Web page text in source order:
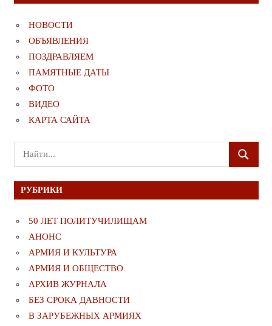
НОВОСТИ
ОБЪЯВЛЕНИЯ
ПОЗДРАВЛЯЕМ
ПАМЯТНЫЕ ДАТЫ
ФОТО
ВИДЕО
КАРТА САЙТА
Поиск
для:
ПОИСК
РУБРИКИ
50 ЛЕТ ПОЛИТУЧИЛИЩАМ
АНОНС
АРМИЯ И КУЛЬТУРА
АРМИЯ И ОБЩЕСТВО
АРХИВ ЖУРНАЛА
БЕЗ СРОКА ДАВНОСТИ
В ЗАРУБЕЖНЫХ АРМИЯХ